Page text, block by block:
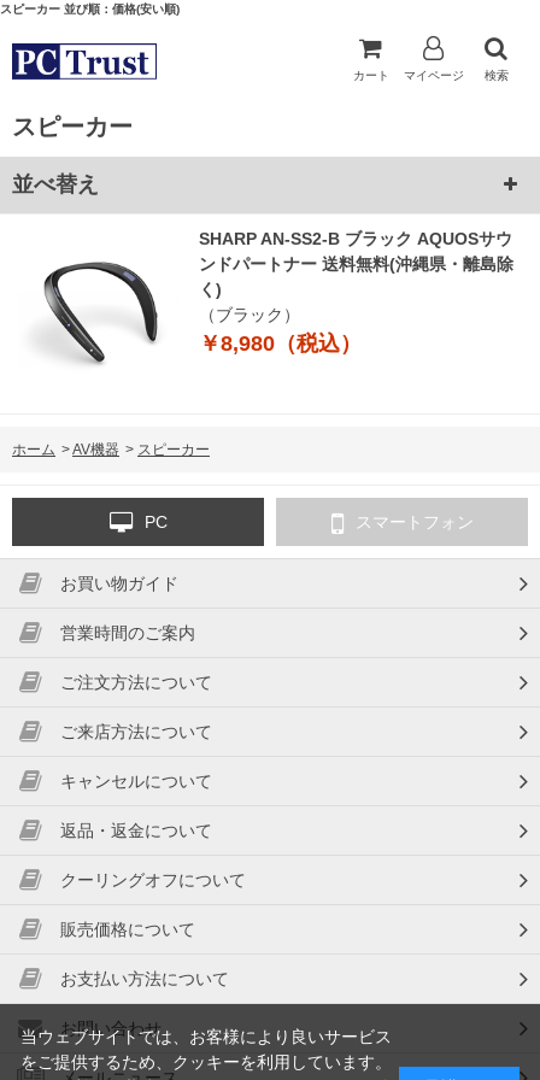
スピーカー 並び順：価格(安い順)
カート マイページ 検索
スピーカー
並べ替え
SHARP AN-SS2-B ブラック AQUOSサウ
ンドパートナー 送料無料(沖縄県・離島除
く)
（ブラック）
￥8,980（税込）
ホーム >AV機器 > スピーカー
PC スマートフォン
お買い物ガイド
営業時間のご案内
ご注文方法について
ご来店方法について
キャンセルについて
返品・返金について
クーリングオフについて
販売価格について
お支払い方法について
お問い合わせ
当ウェブサイトでは、お客様により良いサービス
をご提供するため、クッキーを利用しています。